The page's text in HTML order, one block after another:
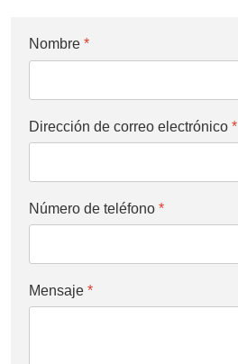
Nombre *
Dirección de correo electrónico *
Número de teléfono *
Mensaje *